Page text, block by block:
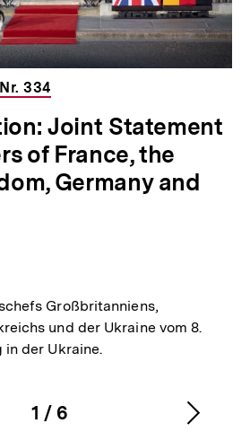
334
Joint Statement
of France, the
Germany and
Großbritanniens,
und der Ukraine vom 8.
in der Ukraine.
Karussellinhalt
1
von
/ 6